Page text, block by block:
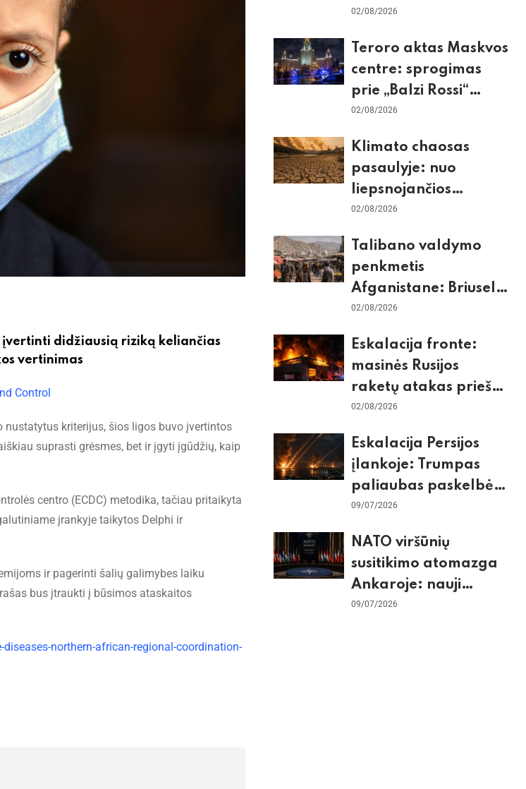
įvertinti didžiausią riziką keliančias
vertinimas
Control
kriterijus, šios ligos buvo įvertintos
suprasti grėsmes, bet ir įgyti įgūdžių, kaip
centro (ECDC) metodika, tačiau pritaikyta
įrankyje taikytos Delphi ir
ir pagerinti šalių galimybes laiku
bus įtraukti į būsimos ataskaitos
northern-african-regional-coordination-
smūgius ir kuo
ekonomika
02/08/2026
Teroro aktas Maskvos
centre: sprogimas
prie „Balzi Rossi“
restorano,
tikrieji taikiniai
02/08/2026
Klimato chaosas
pasaulyje: nuo
liepsnojančios
Europos iki
Antarktidos
paradokso
02/08/2026
Talibano valdymo
penkmetis
Afganistane: Briuselio
vizito užkulisiai, gilus
konfliktas su
Pakistanu
02/08/2026
Eskalacija fronte:
masinės Rusijos
raketų atakas prieš
Kijevą, dronų smūgiai
žiemos krizės grėsmė
02/08/2026
Eskalacija Persijos
įlankoje: Trumpas
paliaubas paskelbė
baigtomis, JAV
taikinių Irane
09/07/2026
NATO viršūnių
susitikimo atomazga
Ankaroje: nauji
įsipareigojimai
09/07/2026